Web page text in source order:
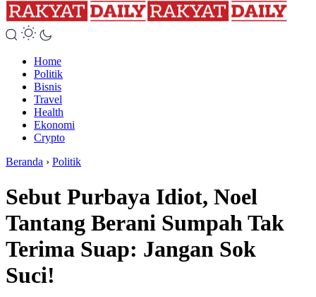
Home
Politik
Bisnis
Travel
Health
Ekonomi
Crypto
Beranda › Politik
Sebut Purbaya Idiot, Noel
Tantang Berani Sumpah Tak
Terima Suap: Jangan Sok
Suci!